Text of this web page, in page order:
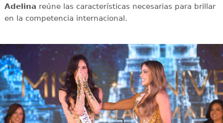
Adelina reúne las características necesarias para brillar
en la competencia internacional.